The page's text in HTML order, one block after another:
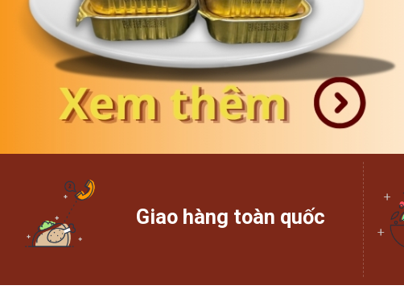
Giao hàng toàn quốc